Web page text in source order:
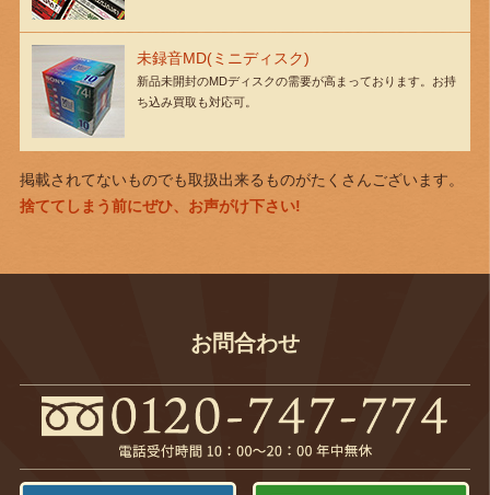
未録音MD(ミニディスク)
新品未開封のMDディスクの需要が高まっております。お持
ち込み買取も対応可。
掲載されてないものでも取扱出来るものがたくさんございます。
捨ててしまう前にぜひ、お声がけ下さい!
お問合わせ